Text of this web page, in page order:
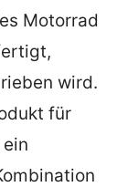
Motorrad
wird.
für